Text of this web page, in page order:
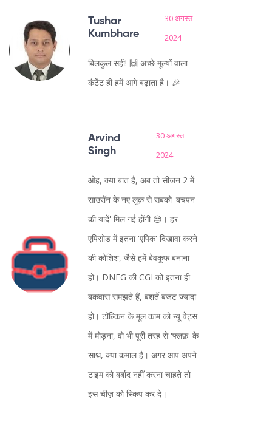
Tushar
Kumbhare
30 अगस्त
2024
बिलकुल सही! 🙌 अच्छे मूल्यों वाला
कंटेंट ही हमें आगे बढ़ाता है। 🎉
Arvind
Singh
30 अगस्त
2024
ओह, क्या बात है, अब तो सीजन 2 में
साउरॉन के नए लुक़ से सबको 'बचपन
की यादें' मिल गई होंगी 😒। हर
एपिसोड में इतना 'एपिक' दिखावा करने
की कोशिश, जैसे हमें बेवकूफ बनाना
हो। DNEG की CGI को इतना ही
बकवास समझते हैं, बशर्ते बजट ज्यादा
हो। टॉल्किन के मूल काम को न्यू वेट्स
में मोड़ना, वो भी पूरी तरह से 'फ्लफ़' के
साथ, क्या कमाल है। अगर आप अपने
टाइम को बर्बाद नहीं करना चाहते तो
इस चीज़ को स्किप कर दे।